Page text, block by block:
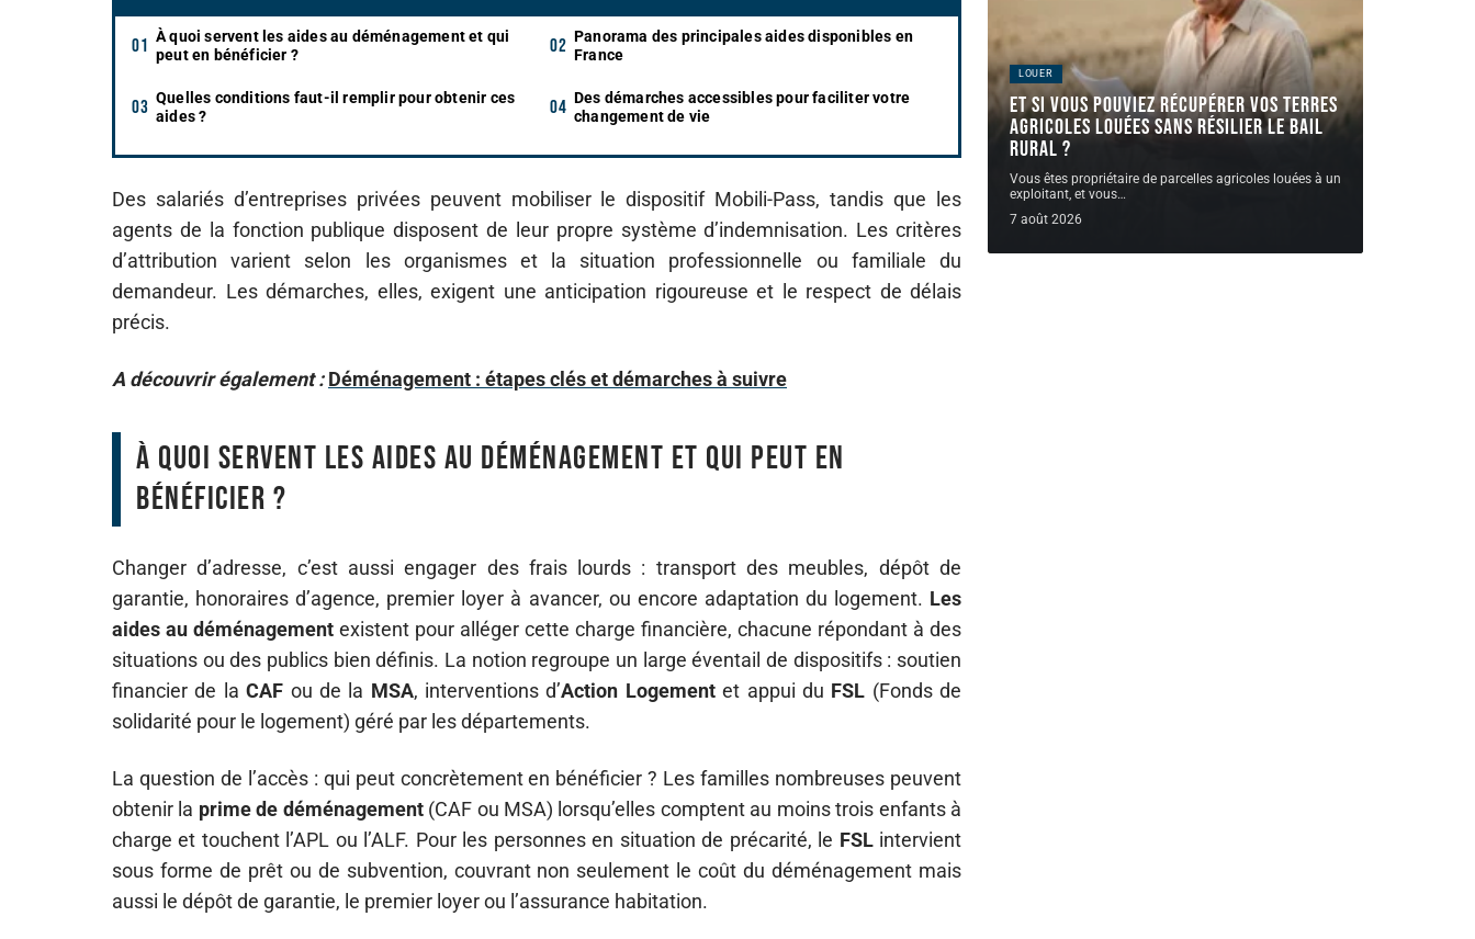
À quoi servent les aides au déménagement et qui
peut en bénéficier ?
Panorama des principales aides disponibles en
France
Quelles conditions faut-il remplir pour obtenir ces
aides ?
Des démarches accessibles pour faciliter votre
changement de vie
Des salariés d’entreprises privées peuvent mobiliser le dispositif Mobili-Pass, tandis que les
agents de la fonction publique disposent de leur propre système d’indemnisation. Les critères
d’attribution varient selon les organismes et la situation professionnelle ou familiale du
demandeur. Les démarches, elles, exigent une anticipation rigoureuse et le respect de délais
précis.
A découvrir également : Déménagement : étapes clés et démarches à suivre
À quoi servent les aides au déménagement et qui peut en
bénéficier ?
Changer d’adresse, c’est aussi engager des frais lourds : transport des meubles, dépôt de
garantie, honoraires d’agence, premier loyer à avancer, ou encore adaptation du logement. Les
aides au déménagement existent pour alléger cette charge financière, chacune répondant à des
situations ou des publics bien définis. La notion regroupe un large éventail de dispositifs : soutien
financier de laCAF ou de la MSA, interventions d’Action Logementet appui du FSL (Fonds de
solidarité pour le logement) géré par les départements.
La question de l’accès : qui peut concrètement en bénéficier ? Les familles nombreuses peuvent
obtenir la prime de déménagement(CAF ou MSA) lorsqu’elles comptent au moins trois enfants à
charge et touchent l’APL ou l’ALF. Pour les personnes en situation de précarité, le FSLintervient
sous forme de prêt ou de subvention, couvrant non seulement le coût du déménagement mais
aussi le dépôt de garantie, le premier loyer ou l’assurance habitation.
LOUER
Et si vous pouviez récupérer vos terres
agricoles louées sans résilier le bail
rural ?
Vous êtes propriétaire de parcelles agricoles louées à un
exploitant, et vous…
7 août 2026